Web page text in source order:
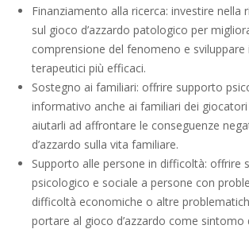
Finanziamento alla ricerca: investire nella
sul gioco d’azzardo patologico per
comprensione del fenomeno e sviluppare
terapeutici più efficaci.
Sostegno ai familiari: offrire supporto
informativo anche ai familiari dei
aiutarli ad affrontare le conseguenze
d’azzardo sulla vita familiare.
Supporto alle persone in difficoltà: offrire
psicologico e sociale a persone con
difficoltà economiche o altre
portare al gioco d’azzardo come sintomo